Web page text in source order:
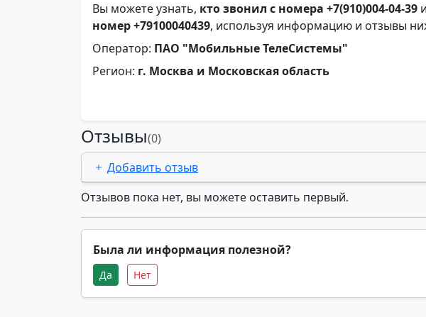
Вы можете узнать, кто звонил с номера +7(910)004-04-39 и
номер +79100040439, используя информацию и отзывы
Оператор: ПАО "Мобильные ТелеСистемы"
Регион: г. Москва и Московская область
Отзывы(0)
Добавить отзыв
Отзывов пока нет, вы можете оставить первый.
Была ли информация полезной?
Да Нет